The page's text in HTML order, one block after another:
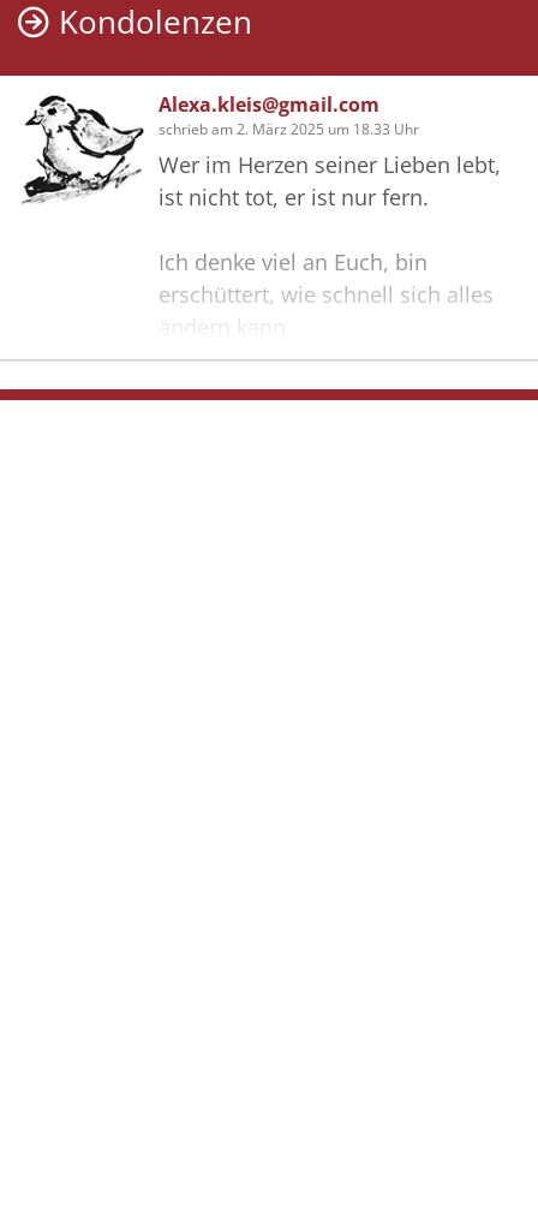
Kondolenzen
Alexa.kleis@gmail.com
schrieb am 2. März 2025 um 18.33 Uhr
Wer im Herzen seiner Lieben lebt,
ist nicht tot, er ist nur fern.
Ich denke viel an Euch, bin
erschüttert, wie schnell sich alles
ändern kann.
Viel Kraft für die kommende Zeit!